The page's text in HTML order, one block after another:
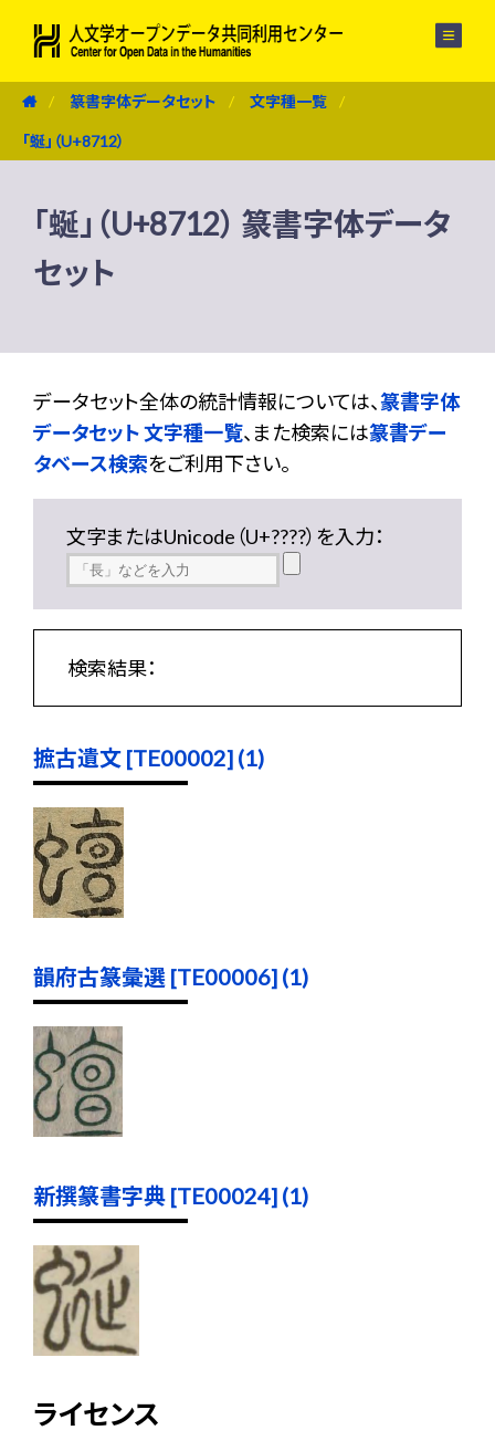
篆書字体データセット 文字種一覧
「蜒」（U+8712）
「蜒」（U+8712） 篆書字体データ
セット
データセット全体の統計情報については、篆書字体
データセット 文字種一覧、また検索には篆書デー
タベース検索をご利用下さい。
文字またはUnicode（U+????）を入力：
検索結果：
摭古遺文 [TE00002] (1)
韻府古篆彙選 [TE00006] (1)
新撰篆書字典 [TE00024] (1)
ライセンス